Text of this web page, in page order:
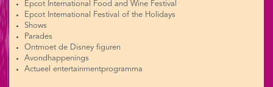
Epcot International Food and Wine Festival
Epcot International Festival of the Holidays
Shows
Parades
Ontmoet de Disney figuren
Avondhappenings
Actueel entertainmentprogramma